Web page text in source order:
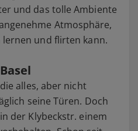
und das tolle Ambiente
Atmosphäre,
und flirten kann.
alles, aber nicht
seine Türen. Doch
der Klybeckstr. einem